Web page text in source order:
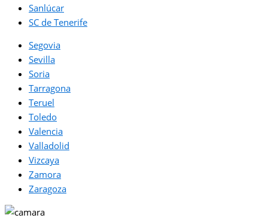
Sanlúcar
SC de Tenerife
Segovia
Sevilla
Soria
Tarragona
Teruel
Toledo
Valencia
Valladolid
Vizcaya
Zamora
Zaragoza